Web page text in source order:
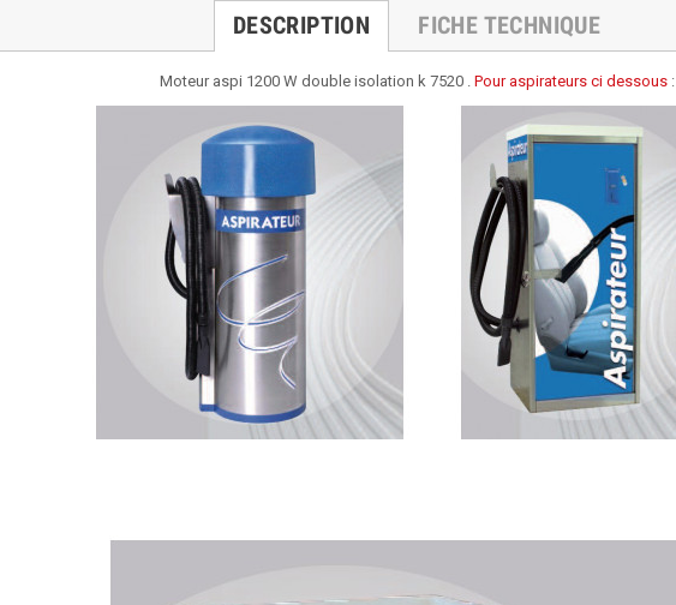
DESCRIPTION FICHE TECHNIQUE
Moteur aspi 1200 W double isolation k 7520 . Pour aspirateurs ci dessous: